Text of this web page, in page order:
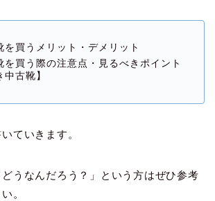
を買うメリット・デメリット
を買う際の注意点・見るべきポイント
中古靴】
ていきます。
どうなんだろう？」という方はぜひ参考
。